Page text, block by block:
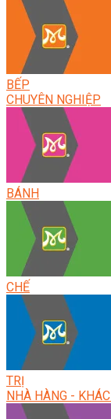
BẾP
CHUYÊN NGHIỆP
BÁNH
CHẾ
TRỊ
NHÀ HÀNG -